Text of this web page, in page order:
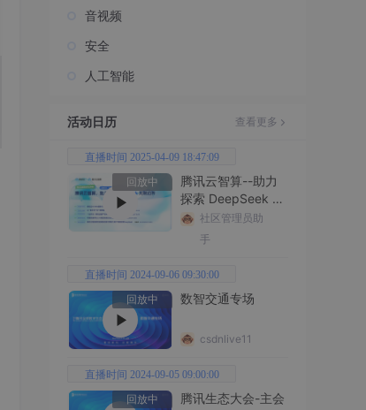
音视频
安全
人工智能
活动日历 查看更多
直播时间 2025-04-09 18:47:09
回放中
腾讯云智算--助力
探索 DeepSeek 无
限边界社区管理员助
手
直播时间 2024-09-06 09:30:00
回放中
数智交通专场
csdnlive11
直播时间 2024-09-05 09:00:00
回放中
腾讯生态大会-主会